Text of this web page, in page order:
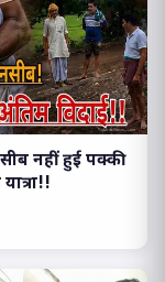
नहीं हुई पक्की